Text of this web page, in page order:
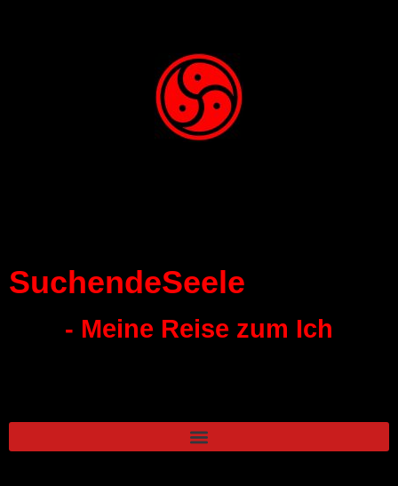
SuchendeSeele
- Meine Reise zum Ich